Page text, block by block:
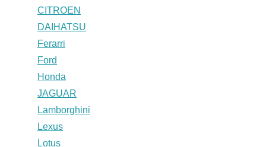
CITROEN
DAIHATSU
Ferarri
Ford
Honda
JAGUAR
Lamborghini
Lexus
Lotus